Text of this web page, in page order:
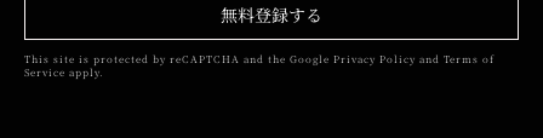
無料登録する
This site is protected by reCAPTCHA and the Google Privacy Policy and Terms of
Service apply.